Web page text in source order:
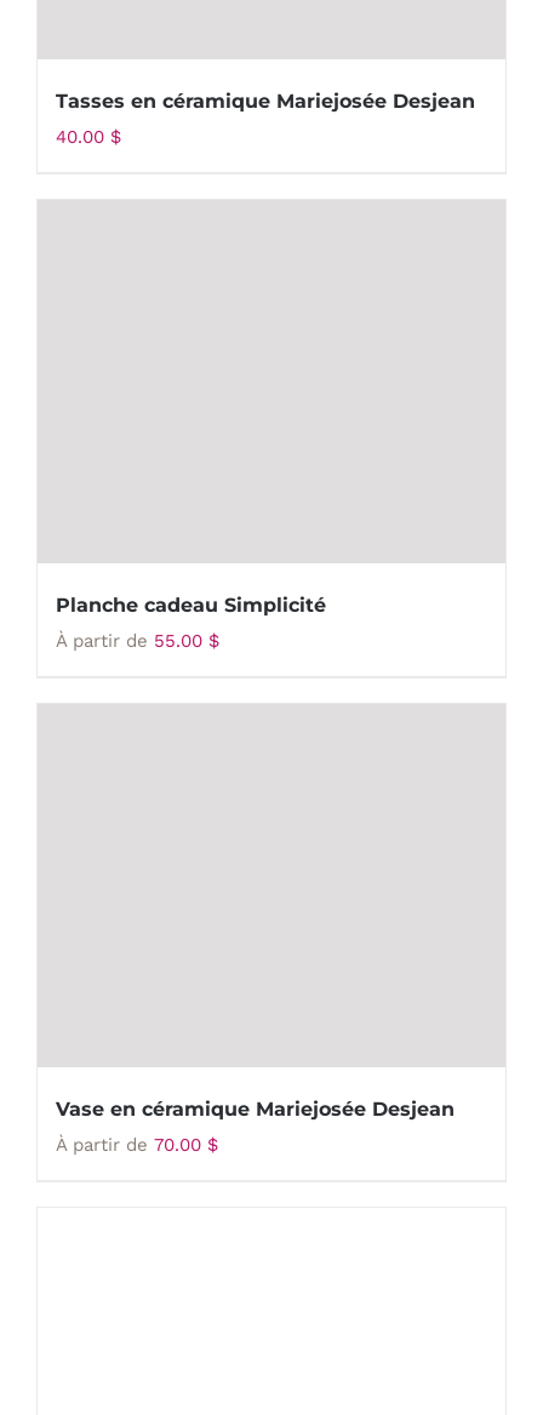
Tasses en céramique Mariejosée Desjean
40.00 $
Planche cadeau Simplicité
À partir de 55.00 $
Vase en céramique Mariejosée Desjean
À partir de 70.00 $